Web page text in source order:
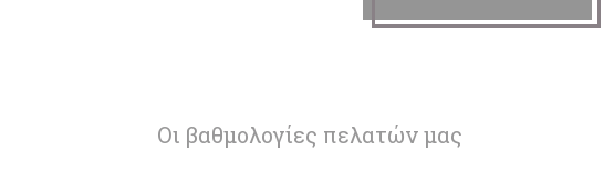
Οι βαθμολογίες πελατών μας